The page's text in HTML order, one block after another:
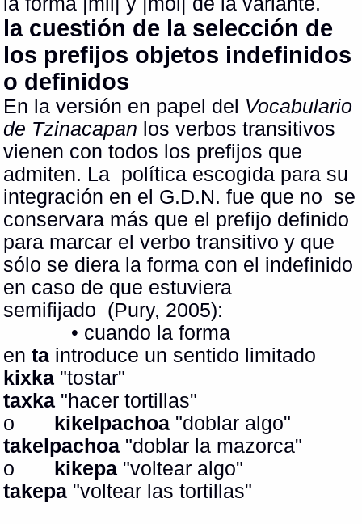
la cuestión de la selección de
los prefijos objetos indefinidos
o definidos
En la versión en papel del Vocabulario
de Tzinacapan los verbos transitivos
vienen con todos los prefijos que
admiten. La política escogida para su
integración en el G.D.N. fue que no se
conservara más que el prefijo definido
para marcar el verbo transitivo y que
sólo se diera la forma con el indefinido
en caso de que estuviera
semifijado (Pury, 2005):
• cuando la forma
enta introduce un sentido limitado
kixka "tostar"
taxka "hacer tortillas"
o kikelpachoa "doblar algo"
takelpachoa "doblar la mazorca"
o kikepa "voltear algo"
takepa "voltear las tortillas"